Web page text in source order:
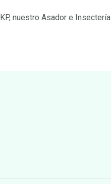
KP, nuestro Asador e Insectería